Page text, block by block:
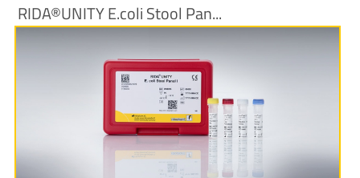
RIDA®UNITY E.coli Stool Pan...
Produktinformationen